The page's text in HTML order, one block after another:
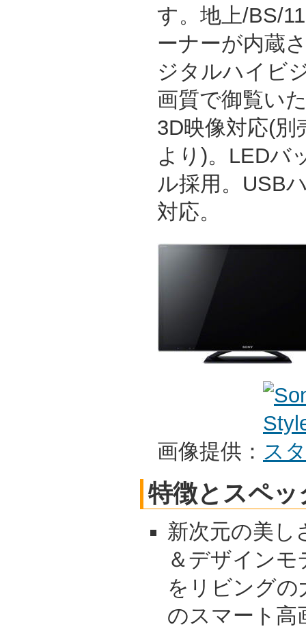
す。地上/BS/
ーナーが内蔵
ジタルハイビ
画質で御覧い
3D映像対応(
より)。LEDバ
ル採用。USB
対応。
画像提供：
特徴とスペッ
新次元の美し
＆デザイン
をリビングの
のスマート高